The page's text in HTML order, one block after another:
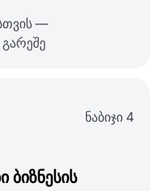
—
ნაბიჯი 4
ბიზნესის